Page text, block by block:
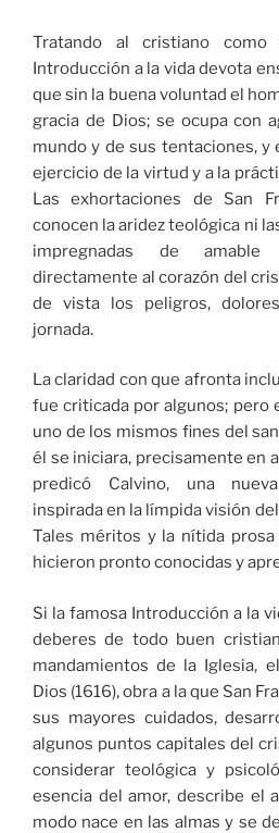
Tratando al cristiano
Introducción a la vida devota
que sin la buena voluntad el
gracia de Dios; se ocupa con
mundo y de sus tentaciones, y
ejercicio de la virtud y a la
Las exhortaciones de San
conocen la aridez teológica ni
impregnadas de amable
directamente al corazón del
de vista los peligros,
jornada.
La claridad con que afronta
fue criticada por algunos; pero
uno de los mismos fines del
él se iniciara, precisamente en
predicó Calvino, una
inspirada en la límpida visión
Tales méritos y la nítida
hicieron pronto conocidas y
Si la famosa Introducción a la
deberes de todo buen
mandamientos de la Iglesia,
Dios (1616), obra a la que San
sus mayores cuidados,
algunos puntos capitales del
considerar teológica y
esencia del amor, describe el
modo nace en las almas y se